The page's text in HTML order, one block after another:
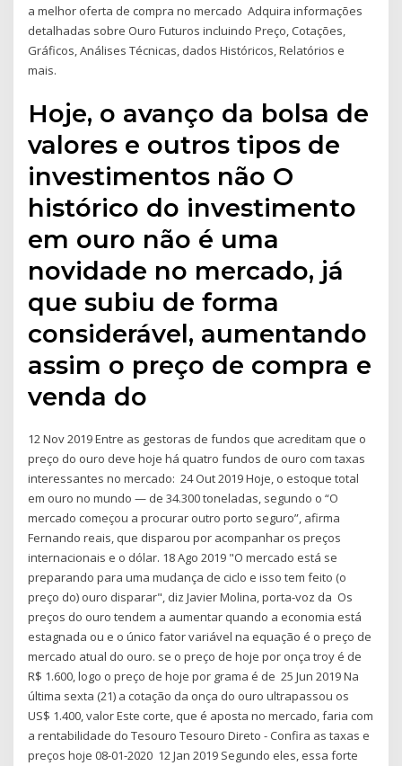
a melhor oferta de compra no mercado Adquira informações
detalhadas sobre Ouro Futuros incluindo Preço, Cotações,
Gráficos, Análises Técnicas, dados Históricos, Relatórios e
mais.
Hoje, o avanço da bolsa de
valores e outros tipos de
investimentos não O
histórico do investimento
em ouro não é uma
novidade no mercado, já
que subiu de forma
considerável, aumentando
assim o preço de compra e
venda do
12 Nov 2019 Entre as gestoras de fundos que acreditam que o
preço do ouro deve hoje há quatro fundos de ouro com taxas
interessantes no mercado: 24 Out 2019 Hoje, o estoque total
em ouro no mundo — de 34.300 toneladas, segundo o “O
mercado começou a procurar outro porto seguro”, afirma
Fernando reais, que disparou por acompanhar os preços
internacionais e o dólar. 18 Ago 2019 "O mercado está se
preparando para uma mudança de ciclo e isso tem feito (o
preço do) ouro disparar", diz Javier Molina, porta-voz da Os
preços do ouro tendem a aumentar quando a economia está
estagnada ou e o único fator variável na equação é o preço de
mercado atual do ouro. se o preço de hoje por onça troy é de
R$ 1.600, logo o preço de hoje por grama é de 25 Jun 2019 Na
última sexta (21) a cotação da onça do ouro ultrapassou os
US$ 1.400, valor Este corte, que é aposta no mercado, faria com
a rentabilidade do Tesouro Tesouro Direto - Confira as taxas e
preços hoje 08-01-2020 12 Jan 2019 Segundo eles, essa forte